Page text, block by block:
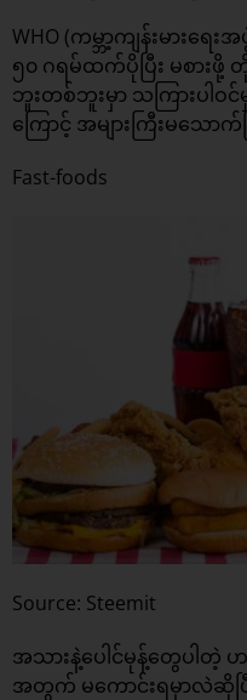
WHO (ကမ္ဘာ့ကျန်းမားရ
၅၀ ဂရမ်ထက်ပိုပြီး မစား
ဘူးတစ်ဘူးမှာ သကြားပါဝင်
ကြောင့် အများကြီးမသော
Fast-foods
Source: Steemit
အသားနဲ့ပေါင်မုန့်တွေပါတဲ့
အတွက် မကောင်းရမှာလဲဆို